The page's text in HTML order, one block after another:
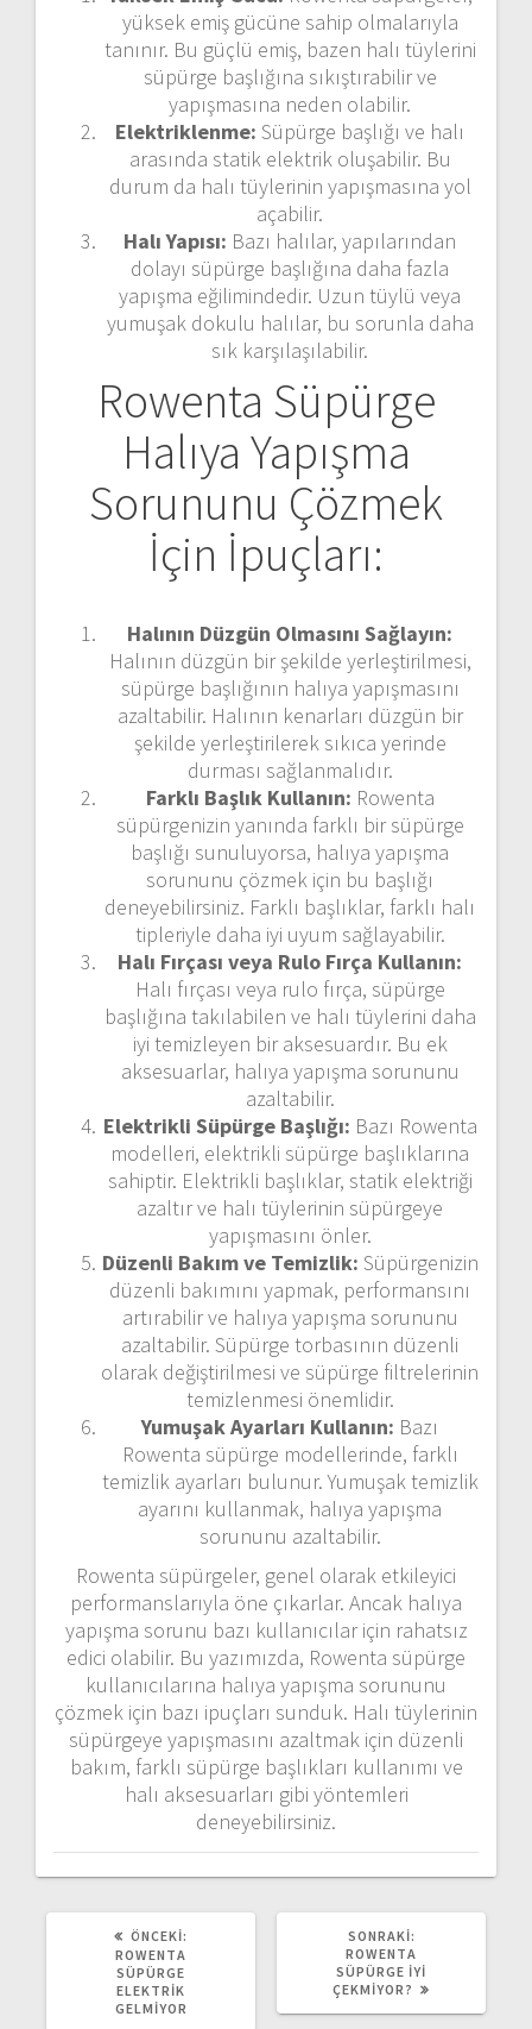
yüksek emiş gücüne sahip olmalarıyla
tanınır. Bu güçlü emiş, bazen halı tüylerini
süpürge başlığına sıkıştırabilir ve
yapışmasına neden olabilir.
Elektriklenme: Süpürge başlığı ve halı
arasında statik elektrik oluşabilir. Bu
durum da halı tüylerinin yapışmasına yol
açabilir.
Halı Yapısı: Bazı halılar, yapılarından
dolayı süpürge başlığına daha fazla
yapışma eğilimindedir. Uzun tüylü veya
yumuşak dokulu halılar, bu sorunla daha
sık karşılaşılabilir.
Rowenta Süpürge
Halıya Yapışma
Sorununu Çözmek
İçin İpuçları:
Halının Düzgün Olmasını Sağlayın:
Halının düzgün bir şekilde yerleştirilmesi,
süpürge başlığının halıya yapışmasını
azaltabilir. Halının kenarları düzgün bir
şekilde yerleştirilerek sıkıca yerinde
durması sağlanmalıdır.
Farklı Başlık Kullanın: Rowenta
süpürgenizin yanında farklı bir süpürge
başlığı sunuluyorsa, halıya yapışma
sorununu çözmek için bu başlığı
deneyebilirsiniz. Farklı başlıklar, farklı halı
tipleriyle daha iyi uyum sağlayabilir.
Halı Fırçası veya Rulo Fırça Kullanın:
Halı fırçası veya rulo fırça, süpürge
başlığına takılabilen ve halı tüylerini daha
iyi temizleyen bir aksesuardır. Bu ek
aksesuarlar, halıya yapışma sorununu
azaltabilir.
Elektrikli Süpürge Başlığı: Bazı Rowenta
modelleri, elektrikli süpürge başlıklarına
sahiptir. Elektrikli başlıklar, statik elektriği
azaltır ve halı tüylerinin süpürgeye
yapışmasını önler.
Düzenli Bakım ve Temizlik: Süpürgenizin
düzenli bakımını yapmak, performansını
artırabilir ve halıya yapışma sorununu
azaltabilir. Süpürge torbasının düzenli
olarak değiştirilmesi ve süpürge filtrelerinin
temizlenmesi önemlidir.
Yumuşak Ayarları Kullanın: Bazı
Rowenta süpürge modellerinde, farklı
temizlik ayarları bulunur. Yumuşak temizlik
ayarını kullanmak, halıya yapışma
sorununu azaltabilir.
Rowenta süpürgeler, genel olarak etkileyici
performanslarıyla öne çıkarlar. Ancak halıya
yapışma sorunu bazı kullanıcılar için rahatsız
edici olabilir. Bu yazımızda, Rowenta süpürge
kullanıcılarına halıya yapışma sorununu
çözmek için bazı ipuçları sunduk. Halı tüylerinin
süpürgeye yapışmasını azaltmak için düzenli
bakım, farklı süpürge başlıkları kullanımı ve
halı aksesuarları gibi yöntemleri
deneyebilirsiniz.
ÖNCEKI:
ROWENTA
SÜPÜRGE
ELEKTRIK
GELMIYOR
SONRAKI:
YAZI:
ROWENTA
SÜPÜRGE İYI
ÇEKMIYOR?